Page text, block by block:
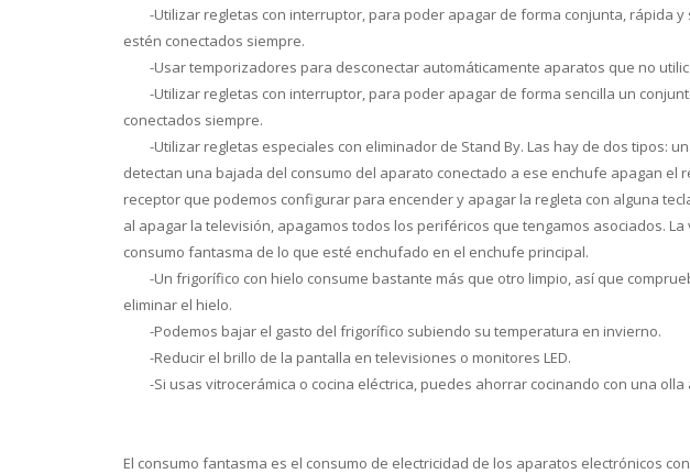
-Utilizar regletas con interruptor, para poder apagar de forma conjunta, rápida
estén conectados siempre.
-Usar temporizadores para desconectar automáticamente aparatos que no
-Utilizar regletas con interruptor, para poder apagar de forma sencilla un
conectados siempre.
-Utilizar regletas especiales con eliminador de Stand By. Las hay de dos tipos:
detectan una bajada del consumo del aparato conectado a ese enchufe apagan el
receptor que podemos configurar para encender y apagar la regleta con alguna
al apagar la televisión, apagamos todos los periféricos que tengamos asociados.
consumo fantasma de lo que esté enchufado en el enchufe principal.
-Un frigorífico con hielo consume bastante más que otro limpio, así que
eliminar el hielo.
-Podemos bajar el gasto del frigorífico subiendo su temperatura en invierno.
-Reducir el brillo de la pantalla en televisiones o monitores LED.
-Si usas vitrocerámica o cocina eléctrica, puedes ahorrar cocinando con una olla
El consumo fantasma es el consumo de electricidad de los aparatos electrónicos